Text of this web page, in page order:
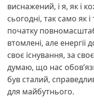
виснажений, і я, як і
сьогодні, так само як і
початку
втомлені, але
своє існування, за
думаю, що нас
був сталий,
для майбутнього.